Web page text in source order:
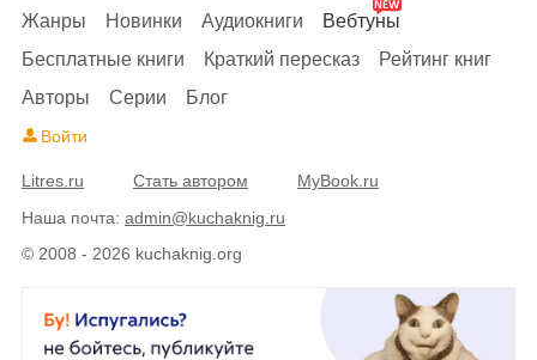
© 2008 - 2026 kuchaknig.org
Жанры Новинки Аудиокниги
Вебтуны
Бесплатные книги
Краткий пересказ
Рейтинг книг
Авторы
Серии Блог
Войти
Litres.ru Стать автором
MyBook.ru
Наша почта: admin@kuchaknig.ru